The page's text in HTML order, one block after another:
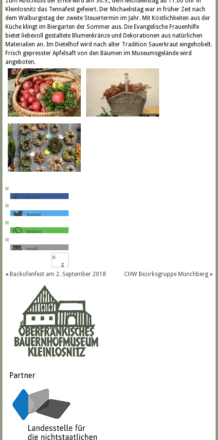
Kleinlosnitz das Tennafest gefeiert. Der Michaelistag war in früher Zeit nach
dem Walburgistag der zweite Steuertermin im Jahr. Mit Köstlichkeiten aus der
Küche klingt im Biergarten der Sommer aus. Die Evangelische Frauenhilfe
bietet liebevoll gestaltete Blumenkränze und Dekorationen aus natürlichen
Materialien an. Im Dietelhof wird nach alter Tradition Sauerkraut eingehobelt.
Frisch gepresster Apfelsaft von den Bäumen im Museumsgelände wird
angeboten.
teilen
tweet
teilen
mail
« Backofenfest am 2. September 2018 CHW Bezirksgruppe Münchberg»
Partner